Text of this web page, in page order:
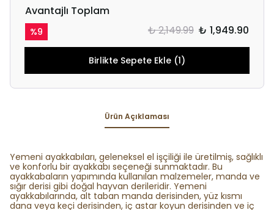
Avantajlı Toplam
%9 ₺ 2,149.99 ₺ 1,949.90
Birlikte Sepete Ekle (1)
Ürün Açıklaması
Yemeni ayakkabıları, geleneksel el işçiliği ile üretilmiş, sağlıklı
ve konforlu bir ayakkabı seçeneği sunmaktadır. Bu
ayakkabaların yapımında kullanılan malzemeler, manda ve
sığır derisi gibi doğal hayvan derileridir. Yemeni
ayakkabılarında, alt taban manda derisinden, yüz kısmı
dana veya keçi derisinden, iç astar koyun derisinden ve iç